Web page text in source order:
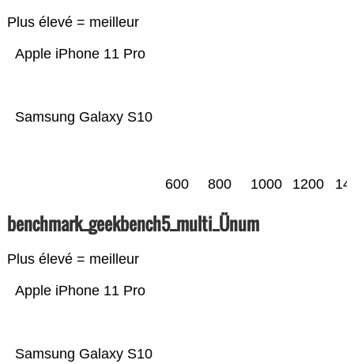
Plus élevé = meilleur
Samsung Galaxy S10
Apple iPhone 11 Pro
600 800 1000 1200
benchmark_geekbench5_multi_Ünum
Plus élevé = meilleur
Samsung Galaxy S10
Apple iPhone 11 Pro